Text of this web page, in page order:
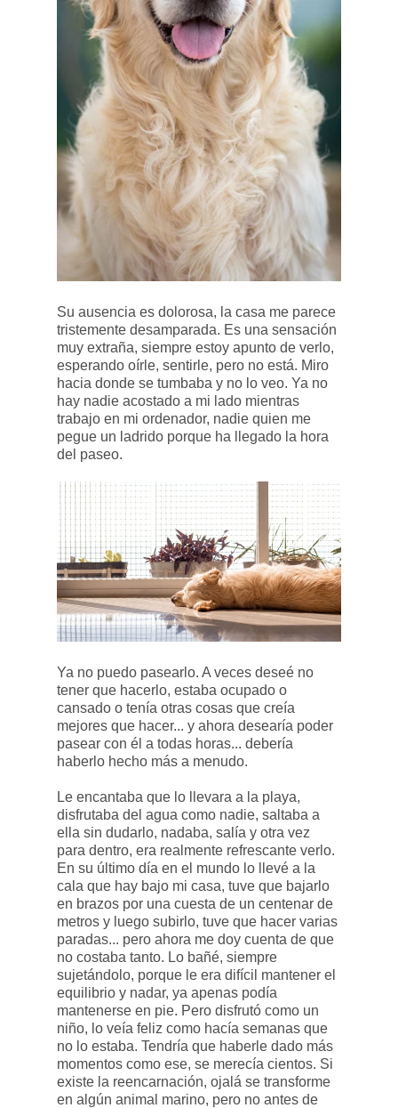
Su ausencia es dolorosa, la casa me parece
tristemente desamparada. Es una sensación
muy extraña, siempre estoy apunto de verlo,
esperando oírle, sentirle, pero no está. Miro
hacia donde se tumbaba y no lo veo. Ya no
hay nadie acostado a mi lado mientras
trabajo en mi ordenador, nadie quien me
pegue un ladrido porque ha llegado la hora
del paseo.
Ya no puedo pasearlo. A veces deseé no
tener que hacerlo, estaba ocupado o
cansado o tenía otras cosas que creía
mejores que hacer... y ahora desearía poder
pasear con él a todas horas... debería
haberlo hecho más a menudo.
Le encantaba que lo llevara a la playa,
disfrutaba del agua como nadie, saltaba a
ella sin dudarlo, nadaba, salía y otra vez
para dentro, era realmente refrescante verlo.
En su último día en el mundo lo llevé a la
cala que hay bajo mi casa, tuve que bajarlo
en brazos por una cuesta de un centenar de
metros y luego subirlo, tuve que hacer varias
paradas... pero ahora me doy cuenta de que
no costaba tanto. Lo bañé, siempre
sujetándolo, porque le era difícil mantener el
equilibrio y nadar, ya apenas podía
mantenerse en pie. Pero disfrutó como un
niño, lo veía feliz como hacía semanas que
no lo estaba. Tendría que haberle dado más
momentos como ese, se merecía cientos. Si
existe la reencarnación, ojalá se transforme
en algún animal marino, pero no antes de